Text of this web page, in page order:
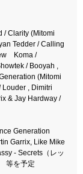
/ Clarity (Mitomi
Tedder / Calling
Koma /
/ Booyah ,
(Mitomi
Louder , Dimitri
& Jay Hardway /
Generation
Garrix, Like Mike
- Secrets（レッ
等を予定